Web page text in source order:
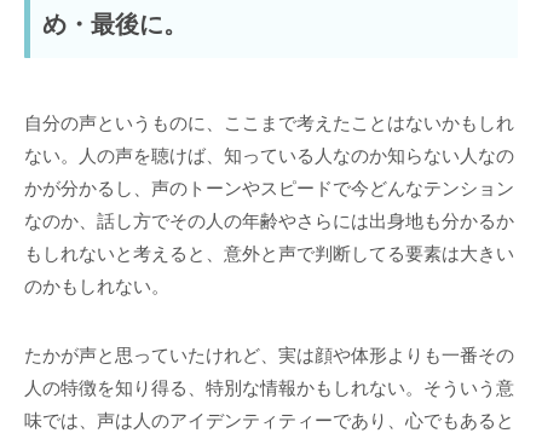
め・最後に。
自分の声というものに、ここまで考えたことはないかもしれ
ない。人の声を聴けば、知っている人なのか知らない人なの
かが分かるし、声のトーンやスピードで今どんなテンション
なのか、話し方でその人の年齢やさらには出身地も分かるか
もしれないと考えると、意外と声で判断してる要素は大きい
のかもしれない。
たかが声と思っていたけれど、実は顔や体形よりも一番その
人の特徴を知り得る、特別な情報かもしれない。そういう意
味では、声は人のアイデンティティーであり、心でもあると